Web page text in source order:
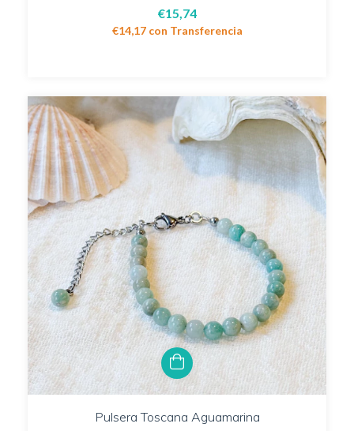
€15,74
€14,17 con Transferencia
Pulsera Toscana Aguamarina